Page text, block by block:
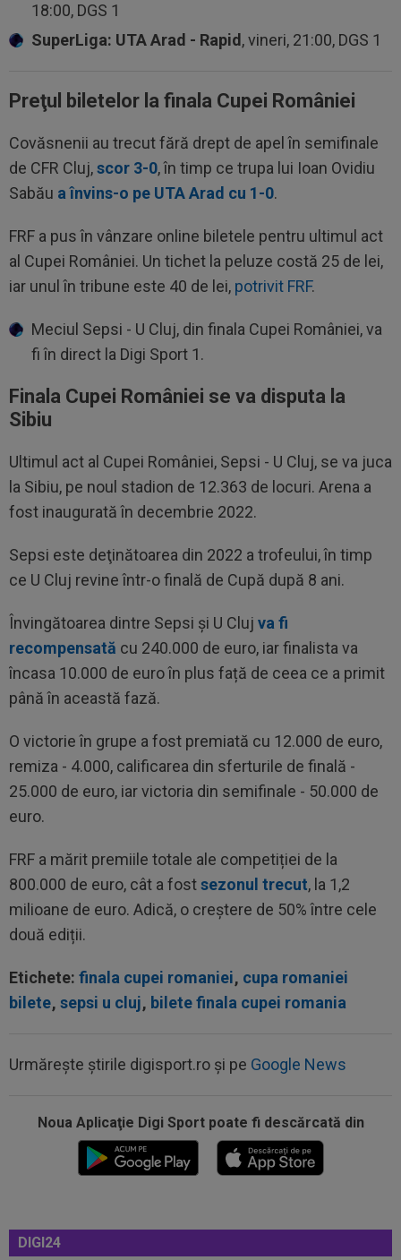
18:00, DGS 1
SuperLiga: UTA Arad - Rapid , vineri, 21:00, DGS 1
Preţul biletelor la finala Cupei României
Covăsnenii au trecut fără drept de apel în semifinale
de CFR Cluj,scor 3-0, în timp ce trupa lui Ioan Ovidiu
Sabău a învins-o pe UTA Arad cu 1-0.
FRF a pus în vânzare online biletele pentru ultimul act
al Cupei României. Un tichet la peluze costă 25 de lei,
iar unul în tribune este 40 de lei, potrivit FRF.
Meciul Sepsi - U Cluj, din finala Cupei României, va
fi în direct la Digi Sport 1.
Finala Cupei României se va disputa la
Sibiu
Ultimul act al Cupei României, Sepsi - U Cluj, se va juca
la Sibiu, pe noul stadion de 12.363 de locuri. Arena a
fost inaugurată în decembrie 2022.
Sepsi este deţinătoarea din 2022 a trofeului, în timp
ce U Cluj revine într-o finală de Cupă după 8 ani.
Învingătoarea dintre Sepsi și U Cluj va fi
recompensată cu 240.000 de euro, iar finalista va
încasa 10.000 de euro în plus față de ceea ce a primit
până în această fază.
O victorie în grupe a fost premiată cu 12.000 de euro,
remiza - 4.000, calificarea din sferturile de finală -
25.000 de euro, iar victoria din semifinale - 50.000 de
euro.
FRF a mărit premiile totale ale competiției de la
800.000 de euro, cât a fostsezonul trecut, la 1,2
milioane de euro. Adică, o creștere de 50% între cele
două ediții.
Etichete: finala cupei romaniei, cupa romaniei
bilete, sepsi u cluj, bilete finala cupei romania
Urmărește știrile digisport.ro și pe Google News
Noua Aplicaţie Digi Sport poate fi descărcată din
DIGI24
serii, după KuPS - Craiova: ”Știi cine mă...
Barcelona, 180 de milioane de euro pentru
La pauză erau conduși cu 0-2...